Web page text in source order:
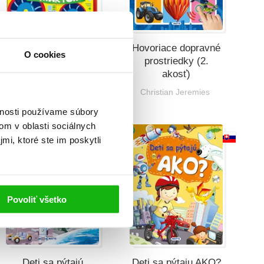
O cookies
používame súbory
v oblasti sociálnych
ktoré ste im poskytli
Povoliť všetko
Traktor
Hovoriace dopravné
prostriedky (2.
akosť)
Christian Jeremies